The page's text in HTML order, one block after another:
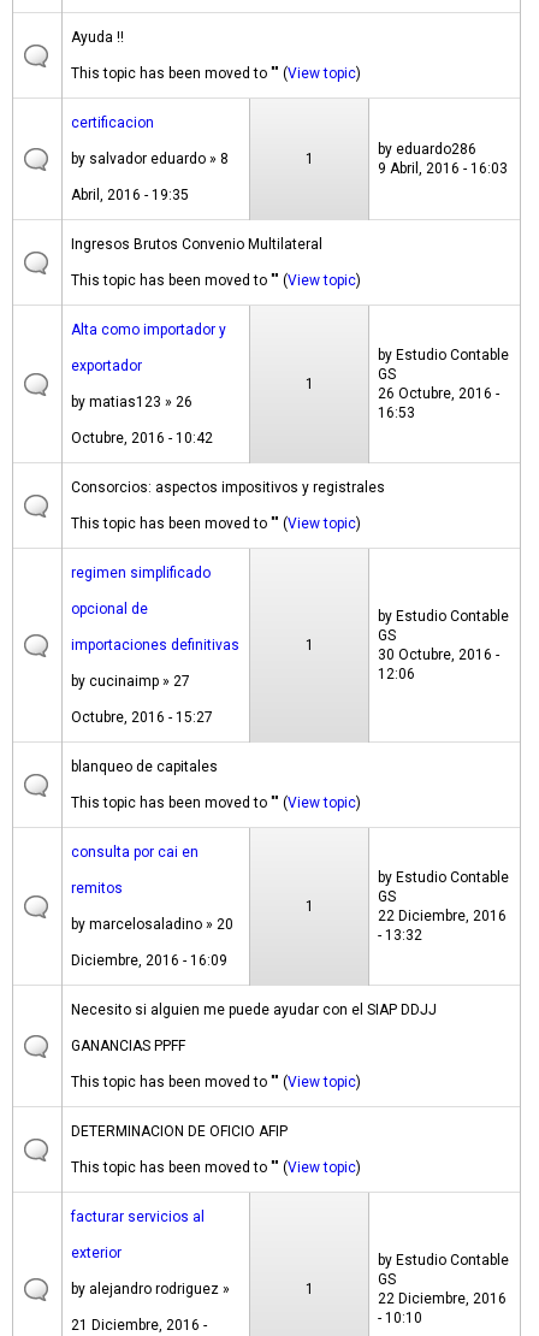
Ayuda !!
This topic has been moved to "" (View topic)
certificacion
by salvador eduardo » 8
Abril, 2016 - 19:35
1
by eduardo286
9 Abril, 2016 - 16:03
Ingresos Brutos Convenio Multilateral
This topic has been moved to "" (View topic)
Alta como importador y
exportador
by matias123 » 26
Octubre, 2016 - 10:42
1
by Estudio Contable
GS
26 Octubre, 2016 -
16:53
Consorcios: aspectos impositivos y registrales
This topic has been moved to "" (View topic)
regimen simplificado
opcional de
importaciones definitivas
by cucinaimp » 27
Octubre, 2016 - 15:27
1
by Estudio Contable
GS
30 Octubre, 2016 -
12:06
blanqueo de capitales
This topic has been moved to "" (View topic)
consulta por cai en
remitos
by marcelosaladino » 20
Diciembre, 2016 - 16:09
1
by Estudio Contable
GS
22 Diciembre, 2016
- 13:32
Necesito si alguien me puede ayudar con el SIAP DDJJ
GANANCIAS PPFF
This topic has been moved to "" (View topic)
DETERMINACION DE OFICIO AFIP
This topic has been moved to "" (View topic)
facturar servicios al
exterior
by alejandro rodriguez »
21 Diciembre, 2016 -
1
by Estudio Contable
GS
22 Diciembre, 2016
- 10:10